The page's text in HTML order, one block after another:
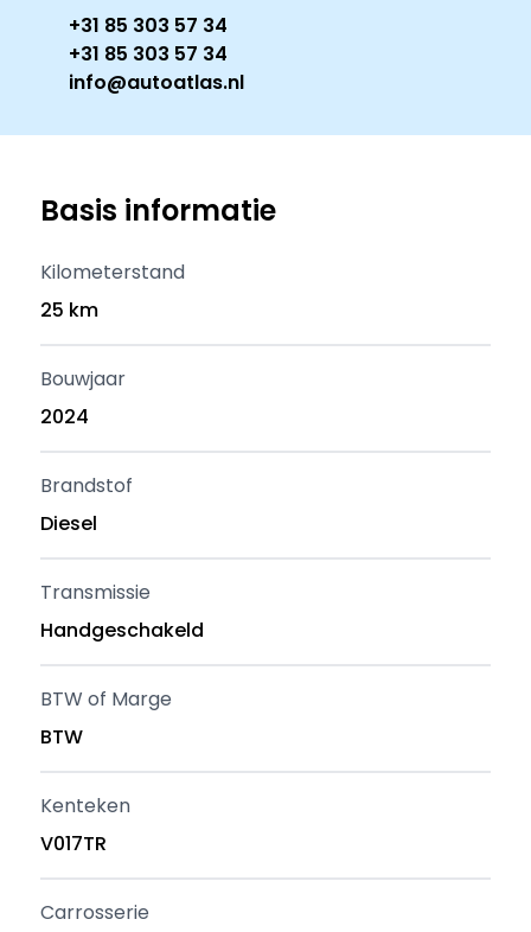
+31 85 303 57 34
+31 85 303 57 34
info@autoatlas.nl
Basis informatie
Kilometerstand
25 km
Bouwjaar
2024
Brandstof
Diesel
Transmissie
Handgeschakeld
BTW of Marge
BTW
Kenteken
V017TR
Carrosserie